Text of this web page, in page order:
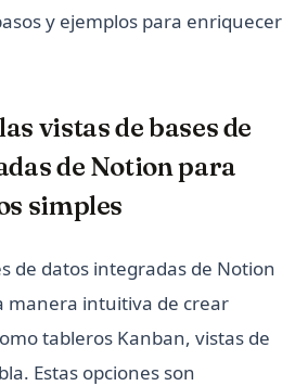
Must-Have Machine Learning
Powerhouse of Machine Learning
in Python?
Python vs ActivePython vs
Explained with Examples
y cómo acceder
Dataframe in Python, Pandas,
y ejemplos para enriquecer
vistas de bases de
de Notion para
simples
de datos integradas de Notion
manera intuitiva de crear
tableros Kanban, vistas de
Estas opciones son